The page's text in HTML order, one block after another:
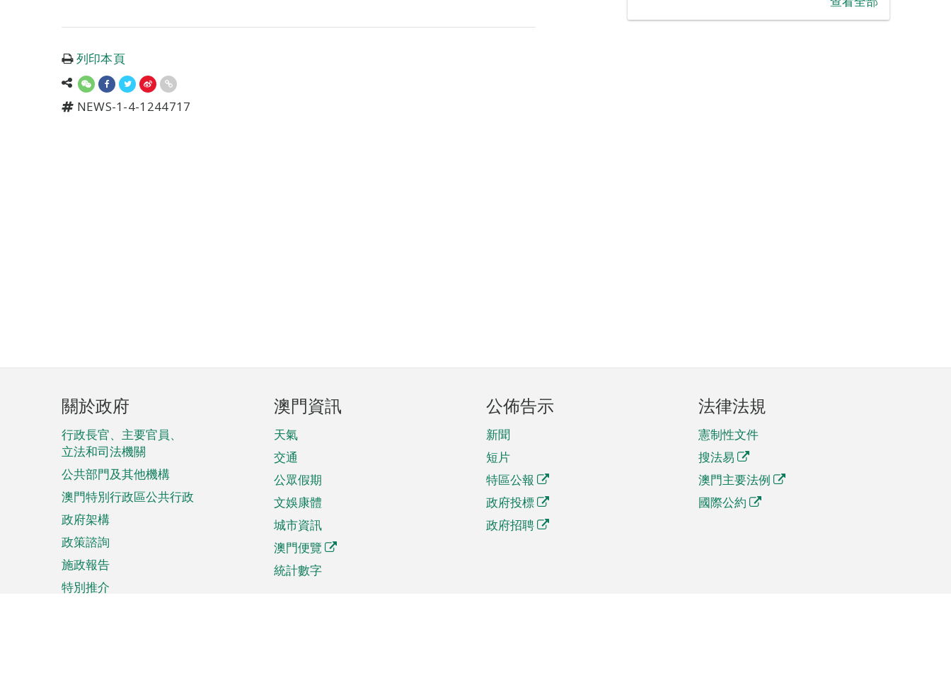
列印本頁
NEWS-1-4-1244717
頁
腳
菜
單
關於政府
行政長官、主要官員、
立法和司法機關
公共部門及其他機構
澳門特別行政區公共行政
政府架構
政策諮詢
施政報告
特別推介
澳門資訊
天氣
交通
公眾假期
文娛康體
城市資訊
澳門便覽
統計數字
公佈告示
新聞
短片
特區公報
政府投標
政府招聘
法律法規
憲制性文件
搜法易
澳門主要法例
國際公約